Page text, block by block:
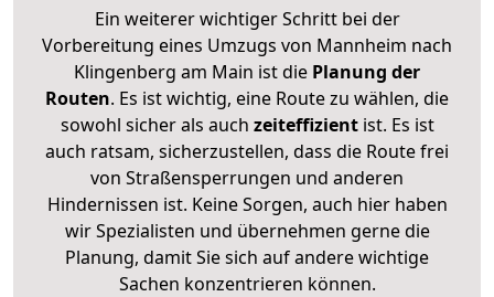
Ein weiterer wichtiger Schritt bei der
Vorbereitung eines Umzugs von Mannheim nach
Klingenberg am Main ist die Planung der
Routen. Es ist wichtig, eine Route zu wählen, die
sowohl sicher als auch zeiteffizientist. Es ist
auch ratsam, sicherzustellen, dass die Route frei
von Straßensperrungen und anderen
Hindernissen ist. Keine Sorgen, auch hier haben
wir Spezialisten und übernehmen gerne die
Planung, damit Sie sich auf andere wichtige
Sachen konzentrieren können.